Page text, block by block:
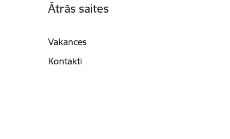
Ātrās saites
Vakances
Kontakti